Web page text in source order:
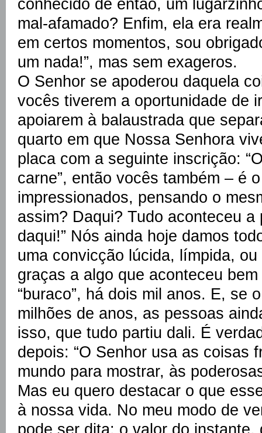
conhecido de então, um
mal-afamado? Enfim, ela era
em certos momentos, sou
um nada!”, mas sem exageros.
O Senhor se apoderou daquela
vocês tiverem a oportunidade de
apoiarem à balaustrada que
quarto em que Nossa Senhora
placa com a seguinte inscrição:
carne”, então vocês também – é
impressionados, pensando o
assim? Daqui? Tudo aconteceu
daqui!” Nós ainda hoje damos
uma convicção lúcida, límpida,
graças a algo que aconteceu
“buraco”, há dois mil anos. E, se
milhões de anos, as pessoas
isso, que tudo partiu dali. É
depois: “O Senhor usa as coisas
mundo para mostrar, às
Mas eu quero destacar o que
à nossa vida. No meu modo de
pode ser dita: o valor do instante,